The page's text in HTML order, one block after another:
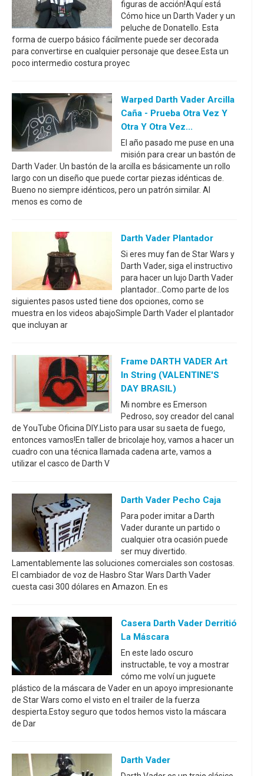
figuras de acción!Aquí está
Cómo hice un Darth Vader y un
peluche de Donatello. Esta
forma de cuerpo básico fácilmente puede ser decorada
para convertirse en cualquier personaje que desee.Esta un
poco intermedio costura proyec
Warped Darth Vader Arcilla
Caña - Prueba Otra Vez Y
Otra Y Otra Vez...
El año pasado me puse en una
misión para crear un bastón de
Darth Vader. Un bastón de la arcilla es básicamente un rollo
largo con un diseño que puede cortar piezas idénticas de.
Bueno no siempre idénticos, pero un patrón similar. Al
menos es como de
Darth Vader Plantador
Si eres muy fan de Star Wars y
Darth Vader, siga el instructivo
para hacer un lujo Darth Vader
plantador...Como parte de los
siguientes pasos usted tiene dos opciones, como se
muestra en los videos abajoSimple Darth Vader el plantador
que incluyan ar
Frame DARTH VADER Art
In String (VALENTINE'S
DAY BRASIL)
Mi nombre es Emerson
Pedroso, soy creador del canal
de YouTube Oficina DIY.Listo para usar su saeta de fuego,
entonces vamos!En taller de bricolaje hoy, vamos a hacer un
cuadro con una técnica llamada cadena arte, vamos a
utilizar el casco de Darth V
Darth Vader Pecho Caja
Para poder imitar a Darth
Vader durante un partido o
cualquier otra ocasión puede
ser muy divertido.
Lamentablemente las soluciones comerciales son costosas.
El cambiador de voz de Hasbro Star Wars Darth Vader
cuesta casi 300 dólares en Amazon. En es
Casera Darth Vader Derritió
La Máscara
En este lado oscuro
instructable, te voy a mostrar
cómo me volví un juguete
plástico de la máscara de Vader en un apoyo impresionante
de Star Wars como el visto en el trailer de la fuerza
despierta.Estoy seguro que todos hemos visto la máscara
de Dar
Darth Vader